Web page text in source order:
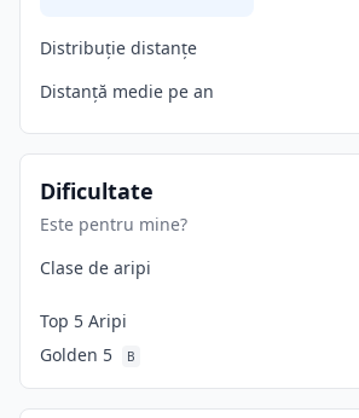
Distribuție distanțe
Distanță medie pe an
Dificultate
Este pentru mine?
Clase de aripi
Top 5 Aripi
Golden 5
B